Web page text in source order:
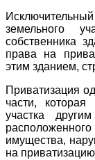
земельного
собственника
права на
этим зданием,
Приватизация
части, которая
участка
имущества,
на